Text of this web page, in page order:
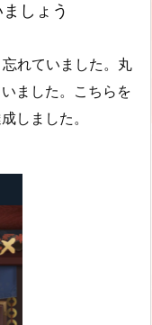
しょう
れていました。丸
ました。こちらを
しました。